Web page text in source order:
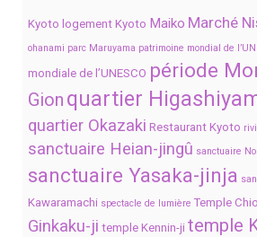
Kyoto logement Kyoto Maiko Marché
ohanami parc Maruyama patrimoine mondial de
mondiale de l’UNESCO période
Gion quartier
quartier Okazaki Restaurant Kyoto
sanctuaire Heian-jingû sanctuaire
sanctuaire Yasaka-jinja
Kawaramachi spectacle de lumière Temple
Ginkaku-ji temple Kennin-ji temple